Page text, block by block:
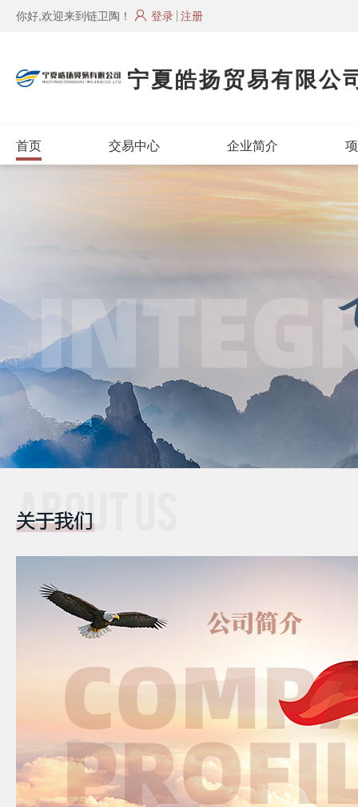
你好,欢迎来到链卫陶！ 登录 注册
宁夏皓扬贸易有限公
首页 交易中心 企业简介